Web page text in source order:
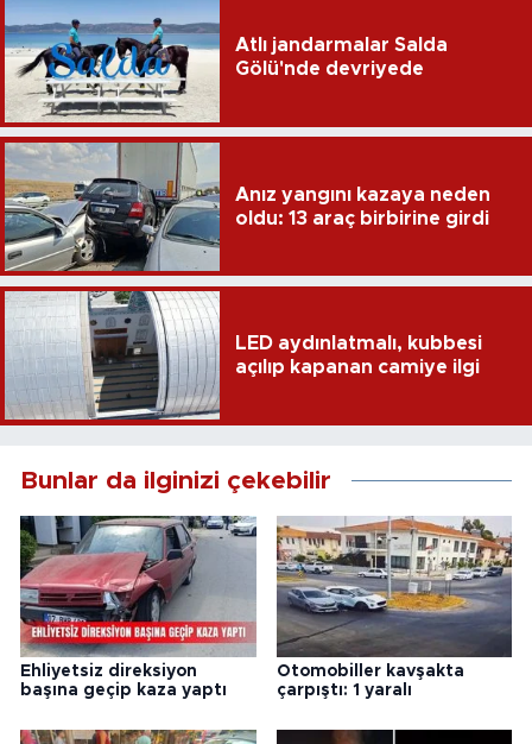
Atlı jandarmalar Salda
Gölü'nde devriyede
Anız yangını kazaya neden
oldu: 13 araç birbirine girdi
LED aydınlatmalı, kubbesi
açılıp kapanan camiye ilgi
Bunlar da ilginizi çekebilir
Ehliyetsiz direksiyon
başına geçip kaza yaptı
Otomobiller kavşakta
çarpıştı: 1 yaralı